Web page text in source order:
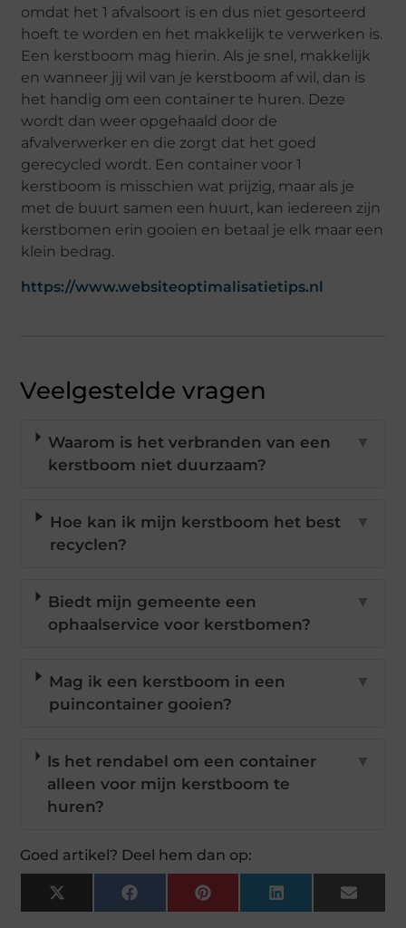
omdat het 1 afvalsoort is en dus niet gesorteerd
hoeft te worden en het makkelijk te verwerken is.
Een kerstboom mag hierin. Als je snel, makkelijk
en wanneer jij wil van je kerstboom af wil, dan is
het handig om een container te huren. Deze
wordt dan weer opgehaald door de
afvalverwerker en die zorgt dat het goed
gerecycled wordt. Een container voor 1
kerstboom is misschien wat prijzig, maar als je
met de buurt samen een huurt, kan iedereen zijn
kerstbomen erin gooien en betaal je elk maar een
klein bedrag.
https://www.websiteoptimalisatietips.nl
Veelgestelde vragen
Waarom is het verbranden van een
kerstboom niet duurzaam?
▼
Hoe kan ik mijn kerstboom het best
recyclen?
▼
Biedt mijn gemeente een
ophaalservice voor kerstbomen?
▼
Mag ik een kerstboom in een
puincontainer gooien?
▼
Is het rendabel om een container
alleen voor mijn kerstboom te
huren?
▼
Goed artikel? Deel hem dan op:
X
(Twitter)
FacebookPinterestLinkedInEmail